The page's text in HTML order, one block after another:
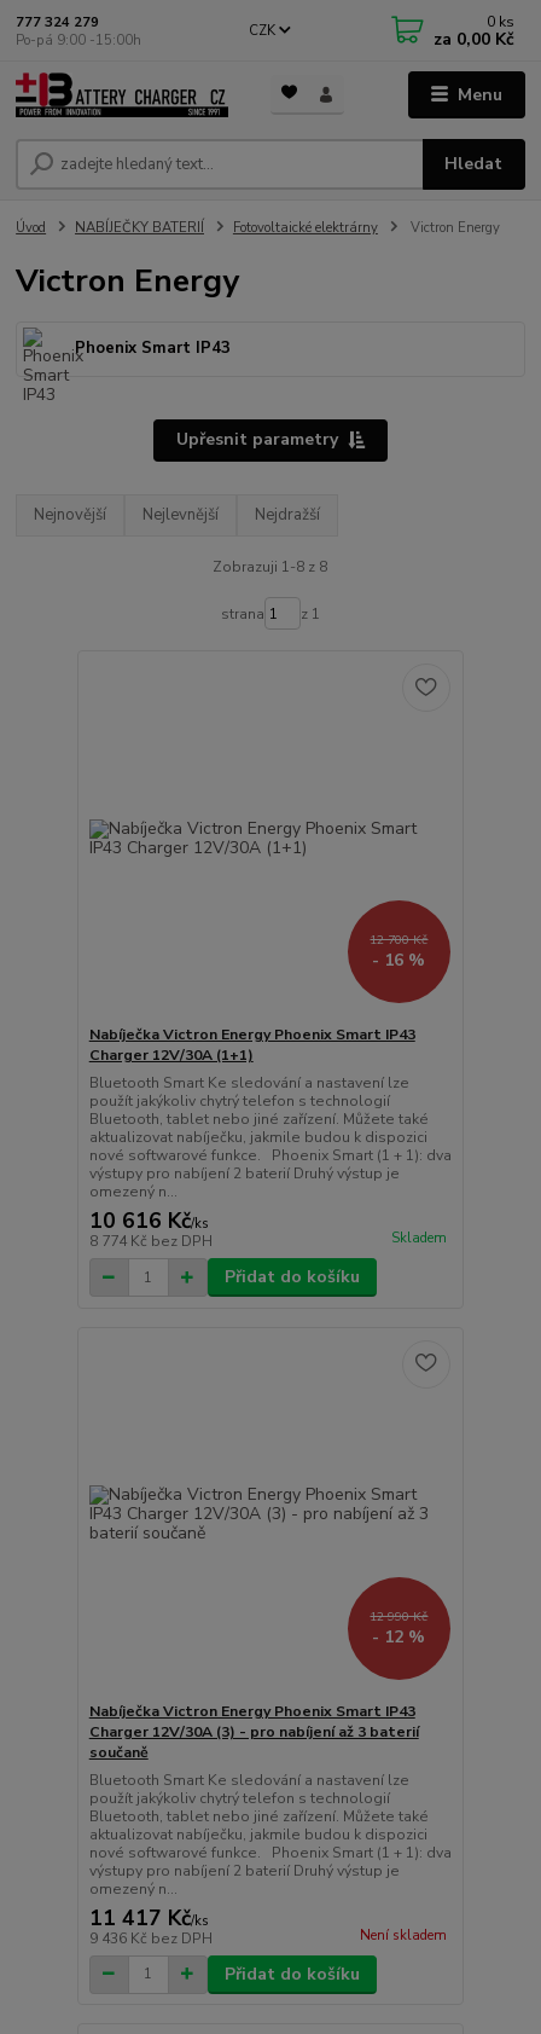
Menu
CZK
Hledat
777 324 279
Po-pá 9:00 -15:00h
0 ks
za 0,00 Kč
Úvod NABÍJEČKY BATERIÍ Fotovoltaické elektrárny Victron Energy
Victron Energy
Phoenix Smart IP43
Upřesnit parametry
Nejnovější Nejlevnější Nejdražší
Zobrazuji 1-8 z 8
strana z 1
12 700 Kč
- 16 %
Nabíječka Victron Energy Phoenix Smart IP43
Charger 12V/30A (1+1)
Bluetooth Smart Ke sledování a nastavení lze
použít jakýkoliv chytrý telefon s technologií
Bluetooth, tablet nebo jiné zařízení. Můžete také
aktualizovat nabíječku, jakmile budou k dispozici
nové softwarové funkce. Phoenix Smart (1 + 1): dva
výstupy pro nabíjení 2 baterií Druhý výstup je
omezený n...
10 616 Kč/ks
8 774 Kč bez DPH Skladem
Přidat do košíku
12 990 Kč
- 12 %
Nabíječka Victron Energy Phoenix Smart IP43
Charger 12V/30A (3) - pro nabíjení až 3 baterií
součaně
Bluetooth Smart Ke sledování a nastavení lze
použít jakýkoliv chytrý telefon s technologií
Bluetooth, tablet nebo jiné zařízení. Můžete také
aktualizovat nabíječku, jakmile budou k dispozici
nové softwarové funkce. Phoenix Smart (1 + 1): dva
výstupy pro nabíjení 2 baterií Druhý výstup je
omezený n...
11 417 Kč/ks
9 436 Kč bez DPH Není skladem
Přidat do košíku